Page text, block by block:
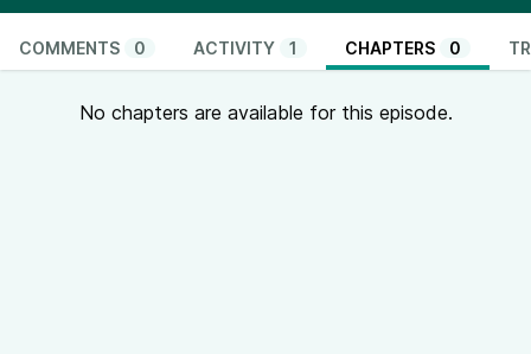
COMMENTS 0 ACTIVITY 1 CHAPTERS 0
No chapters are available for this episode.